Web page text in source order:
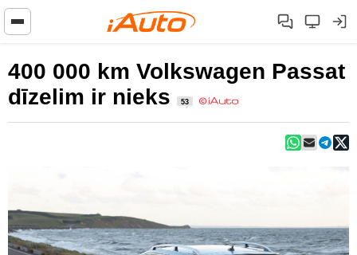
400 000 km Volkswagen Passat
dīzelim ir nieks
53